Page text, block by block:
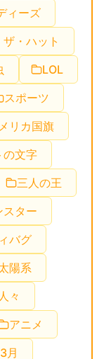
ィーズ
・ハット
LOL
スポーツ
リカ国旗
の文字
三人の王
スター
バグ
陽系
人々
アニメ
3月